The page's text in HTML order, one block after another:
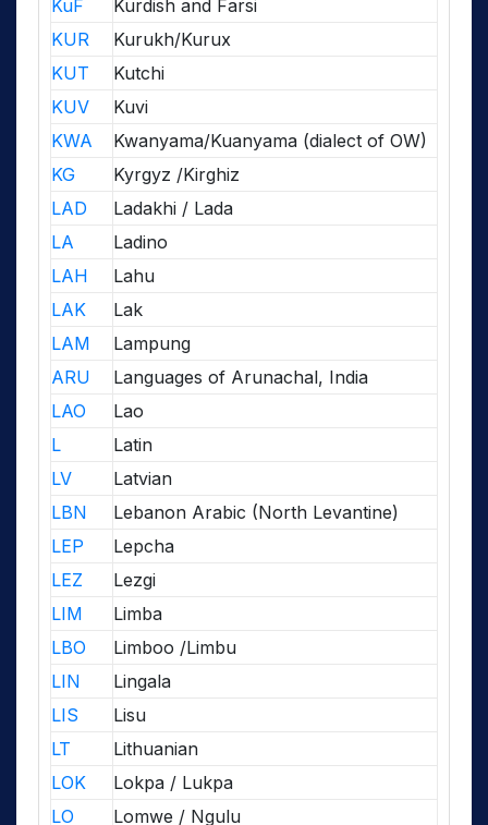
KuF
Kurdish and Farsi
KUR
Kurukh/Kurux
KUT
Kutchi
KUV
Kuvi
KWA
Kwanyama/Kuanyama (dialect of OW)
KG
Kyrgyz /Kirghiz
LAD
Ladakhi / Lada
LA
Ladino
LAH
Lahu
LAK
Lak
LAM
Lampung
ARU
Languages of Arunachal, India
LAO
Lao
L
Latin
LV
Latvian
LBN
Lebanon Arabic (North Levantine)
LEP
Lepcha
LEZ
Lezgi
LIM
Limba
LBO
Limboo /Limbu
LIN
Lingala
LIS
Lisu
LT
Lithuanian
LOK
Lokpa / Lukpa
LO
Lomwe / Ngulu